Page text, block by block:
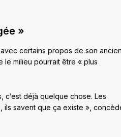
»
certains propos de son
le milieu pourrait être « plus
c’est déjà quelque chose. Les
ils savent que ça existe »,